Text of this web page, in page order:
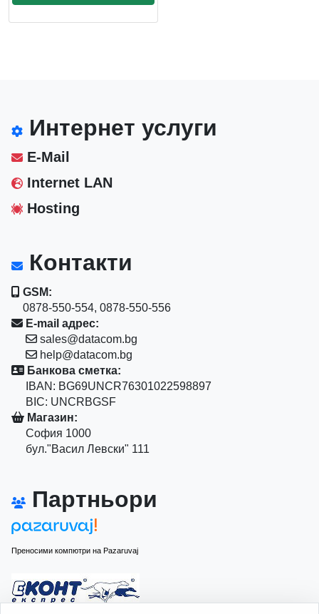
Интернет услуги
E-Mail
Internet LAN
Hosting
Контакти
GSM:
0878-550-554, 0878-550-556
E-mail адрес:
sales@datacom.bg
help@datacom.bg
Банкова сметка:
IBAN: BG69UNCR76301022598897
BIC: UNCRBGSF
Магазин:
София 1000
бул."Васил Левски" 111
Партньори
Преносими компютри на Pazaruvaj